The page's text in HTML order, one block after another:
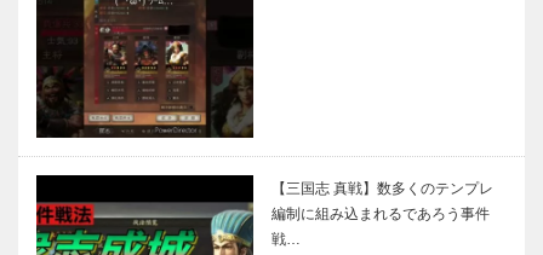
【三国志 真戦】数多くのテンプレ
編制に組み込まれるであろう事件
戦…